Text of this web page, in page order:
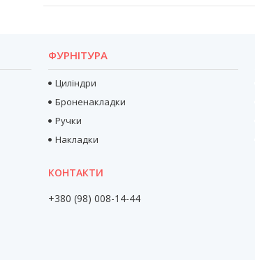
ФУРНІТУРА
Циліндри
Броненакладки
Ручки
Накладки
+380 (98) 008-14-44